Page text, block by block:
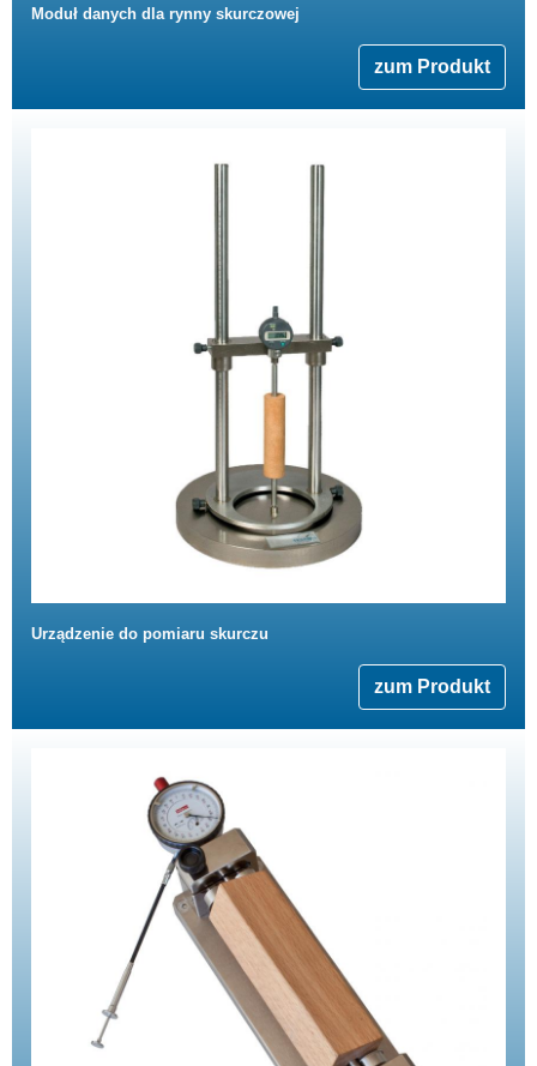
Moduł danych dla rynny skurczowej
zum Produkt
Urządzenie do pomiaru skurczu
zum Produkt